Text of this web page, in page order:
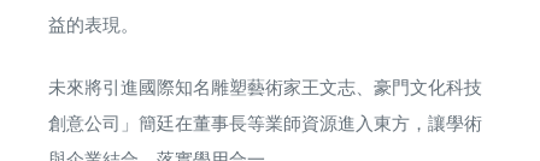
益的表現。
未來將引進國際知名雕塑藝術家王文志、豪門文化科技
創意公司」簡廷在董事長等業師資源進入東方，讓學術